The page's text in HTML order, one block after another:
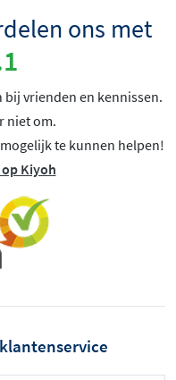
ons met
bij vrienden en kennissen.
niet om.
te kunnen helpen!
Kiyoh